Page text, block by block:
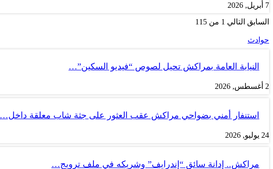
7 أبريل, 2026
السابق التالي 1 من 115
حوادث
النيابة العامة بمراكش تحيل لصوص “فيديو السكين”…
2 أغسطس, 2026
استنفار أمني بضواحي مراكش عقب العثور على جثة شاب معلقة داخل…
24 يوليو, 2026
مراكش.. إدانة سائق “إندرايف” وشريكه في ملف ترويج…